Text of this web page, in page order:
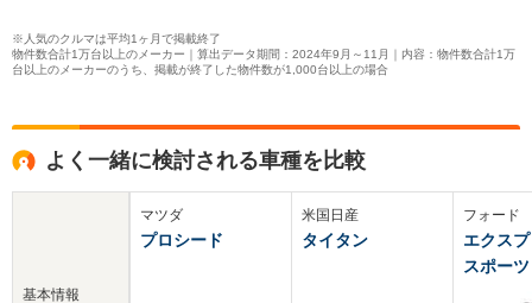
※人気のクルマは平均1ヶ月で掲載終了
物件数合計1万台以上のメーカー｜算出データ期間：2024年9月～11月｜内容：物件数合計1万
台以上のメーカーのうち、掲載が終了した物件数が1,000台以上の場合
よく一緒に検討される車種を比較
基本情報
マツダ
プロシード
米国日産
タイタン
フォード
エクス
スポー